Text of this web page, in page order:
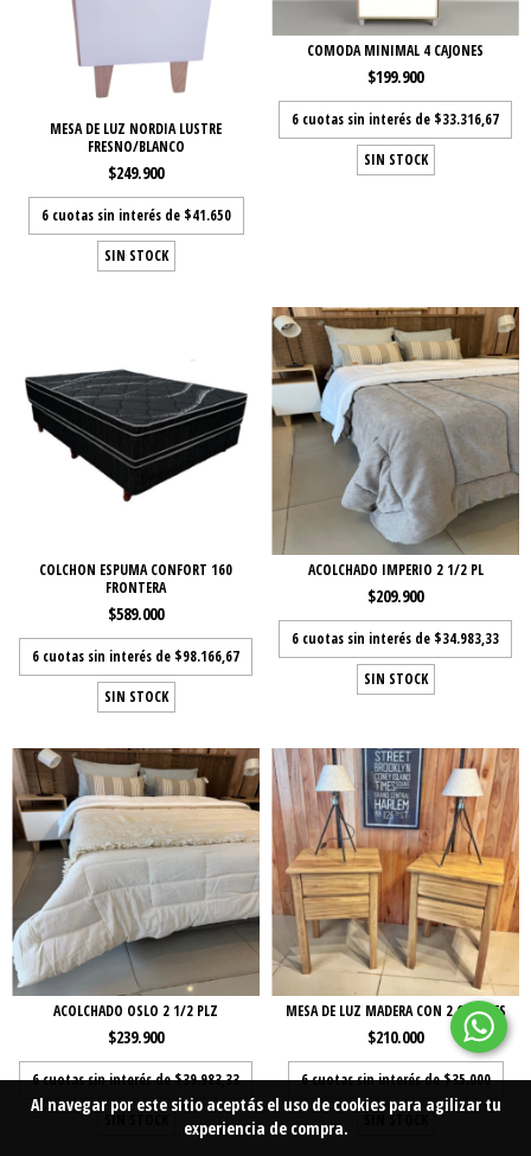
Al navegar por este sitio aceptás el uso de cookiespara agilizar tu
experiencia de compra.
MESA DE LUZ NORDIA LUSTRE
FRESNO/BLANCO
$249.900
6 cuotas sin interés de $41.650
SIN STOCK
COMODA MINIMAL 4 CAJONES
$199.900
6 cuotas sin interés de $33.316,67
SIN STOCK
COLCHON ESPUMA CONFORT 160
FRONTERA
$589.000
6 cuotas sin interés de $98.166,67
SIN STOCK
ACOLCHADO IMPERIO 2 1/2 PL
$209.900
6 cuotas sin interés de $34.983,33
SIN STOCK
ACOLCHADO OSLO 2 1/2 PLZ
$239.900
6cuotas sin interés de$39.983,33
SIN STOCK
MESA DE LUZ MADERA CON 2 CAJONES
$210.000
6cuotas sin interés de$35.000
SIN STOCK